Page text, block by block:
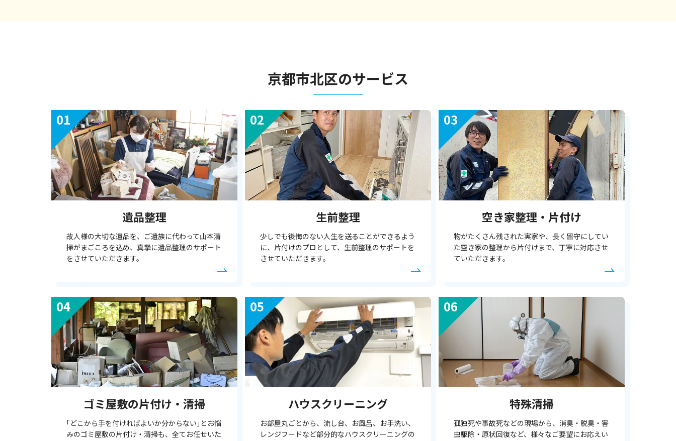
京都市北区のサービス
遺品整理
故人様の大切な遺品を、ご遺族に代わって山本清
掃がまごころを込め、真摯に遺品整理のサポート
をさせていただきます。
生前整理
少しでも後悔のない人生を送ることができるよう
に、片付けのプロとして、生前整理のサポートを
させていただきます。
空き家整理・片付け
物がたくさん残された実家や、長く留守にしてい
た空き家の整理から片付けまで、丁寧に対応させ
ていただきます。
ゴミ屋敷の片付け・清掃
｢どこから手を付ければよいか分からない｣とお悩
みのゴミ屋敷の片付け・清掃も、全てお任せいた
ハウスクリーニング
お部屋丸ごとから、流し台、お風呂、お手洗い、
レンジフードなど部分的なハウスクリーニングの
特殊清掃
孤独死や事故死などの現場から、消臭・脱臭・害
虫駆除・原状回復など、様々なご要望にお応えい